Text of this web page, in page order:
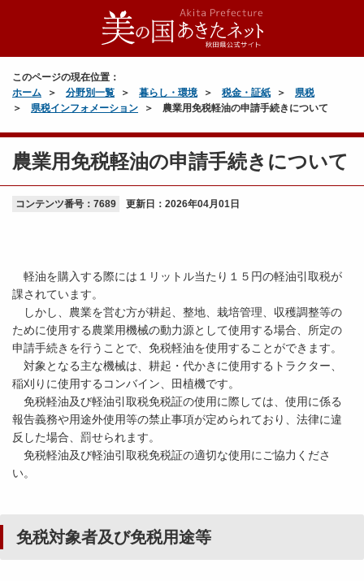
このページの現在位置：
ホーム
分野別一覧 暮らし・環境 税金・証紙
県税
県税インフォメーション
農業用免税軽油の申請手続きについて
農業用免税軽油の申請手続きについて
コンテンツ番号：7689 更新日： 2026年04月01日
軽油を購入する際には１リットル当たり１５円の軽油引取税が
課されています。
しかし、農業を営む方が耕起、整地、栽培管理、収穫調整等の
ために使用する農業用機械の動力源として使用する場合、所定の
申請手続きを行うことで、免税軽油を使用することができます。
対象となる主な機械は、耕起・代かきに使用するトラクター、
稲刈りに使用するコンバイン、田植機です。
免税軽油及び軽油引取税免税証の使用に際しては、使用に係る
報告義務や用途外使用等の禁止事項が定められており、法律に違
反した場合、罰せられます。
免税軽油及び軽油引取税免税証の適切な使用にご協力くださ
い。
免税対象者及び免税用途等